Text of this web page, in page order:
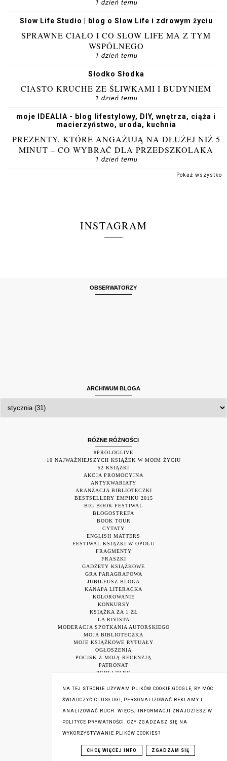
1 dzień temu
Slow Life Studio | blog o Slow Life i zdrowym życiu
SPRAWNE CIAŁO I CO SLOW LIFE MA Z TYM
WSPÓLNEGO
1 dzień temu
Słodko Słodka
CIASTO KRUCHE ZE ŚLIWKAMI I BUDYNIEM
1 dzień temu
moje IDEALIA - blog lifestylowy, DIY, wnętrza, ciąża i
macierzyństwo, uroda, kuchnia
PREZENTY, KTÓRE ANGAŻUJĄ NA DŁUŻEJ NIŻ 5
MINUT – CO WYBRAĆ DLA PRZEDSZKOLAKA
1 dzień temu
Pokaż wszystko
INSTAGRAM
OBSERWATORZY
ARCHIWUM BLOGA
RÓŻNE RÓŻNOŚCI
#PROLOGLIVE
10 NAJWAŻNIEJSZYCH KSIĄŻEK W MOIM ŻYCIU
52 KSIĄŻKI
AKCJA PROMOCYJNA
ANTYKWARIATY
ARANŻACJA BIBLIOTECZKI
BESTSELLERY EMPIKU 2015
BIG BOOK FESTIWAL
BLOGOSTREFA
BOOK TOUR
CYTATY
ENGLISH MATTERS
FESTIWAL KSIĄŻKI W OPOLU
FRAGMENTY
FRASZKI
GADŻETY KSIĄŻKOWE
GRA PARAGRAFOWA
JUBILEUSZ BLOGA
KANAPA LITERACKA
KOLOROWANIE
KONKURSY
KSIĄŻKA ZA 1 ZŁ
LA RIVISTA
MODERACJA SPOTKANIA AUTORSKIEGO
MOJA BIBLIOTECZKA
MOJE KSIĄŻKOWE RYTUAŁY
OGŁOSZENIA
POCISK Z MOJĄ RECENZJĄ
PATRONAT
PCHLI TARG
PREZENT
PREZENTACJA KSIĄŻKI
PROGRAM PASJONACI
PRZYGARNIJ KSIĄŻKĘ
RECENZJA MIESIĄCA
RECENZJA NA PORTALU
REKORD POLSKI
NA TEJ STRONIE UŻYWAM PLIKÓW COOKIE GOOGLE, BY MÓC
ŚWIADCZYĆ CI USŁUGI, PERSONALIZOWAĆ REKLAMY I
ANALIZOWAĆ RUCH. WIĘCEJ INFORMACJI ZNAJDZIESZ W
POLITYCE PRYWATNOŚCI. CZY ZGADZASZ SIĘ NA
WYKORZYSTYWANIE PLIKÓW COOKIES?
CHCĘ WIĘCEJ INFO ZGADZAM SIĘ